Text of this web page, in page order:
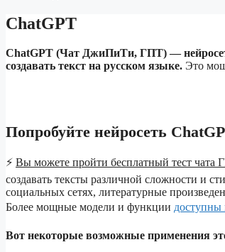
ChatGPT
ChatGPT (Чат ДжиПиТи, ГПТ) —
создавать текст на русском языке. Это
Попробуйте нейросеть
⚡ Вы можете пройти бесплатный тест чата
создавать тексты различной сложности и
социальных сетях, литературные
Более мощные модели и функции доступны
Вот некоторые возможные применения